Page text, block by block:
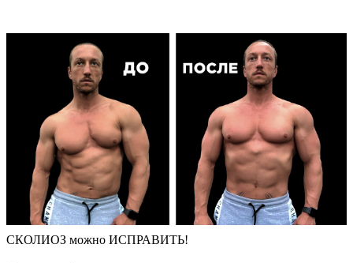
СКОЛИОЗ можно ИСПРАВИТЬ!